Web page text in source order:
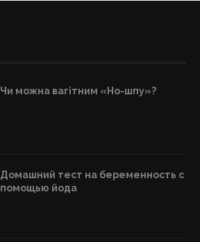
Чи можна вагітним «Но-шпу»?
Домашний тест на беременность с
помощью йода